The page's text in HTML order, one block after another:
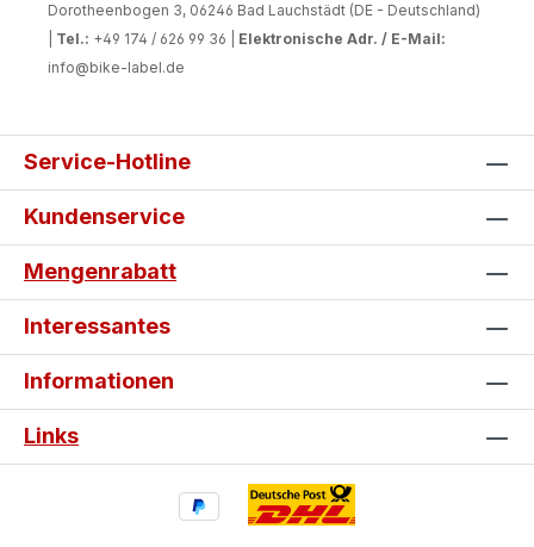
Dorotheenbogen 3, 06246 Bad Lauchstädt (DE - Deutschland)
Tel.: +49 174 / 626 99 36 | Elektronische Adr. / E-Mail:
info@bike-label.de
Service-Hotline
Kundenservice
Mengenrabatt
Interessantes
Informationen
Links